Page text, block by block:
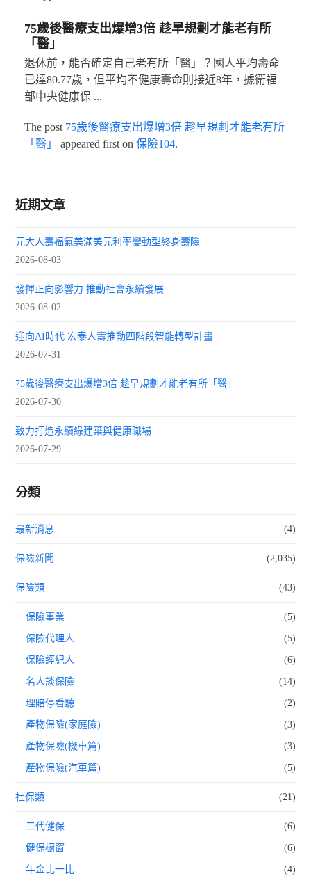
75歲後醫療支出爆增3倍 趁早規劃才能老有所
「醫」
退休前，能否確定自己老有所「醫」？國人平均壽命
已達80.77歲，但平均不健康壽命則接近8年，據衛福
部中央健康保 ...
The post 75歲後醫療支出爆增3倍 趁早規劃才能老有所
「醫」
appeared first on 保險104.
近期文章
元大人壽福氣美滿美元利率變動型終身壽險
2026-08-03
發揮正向影響力 推動社會永續發展
2026-08-02
迎向AI時代 宏泰人壽推動四階段智能轉型計畫
2026-07-31
75歲後醫療支出爆增3倍 趁早規劃才能老有所「醫」
2026-07-30
致力打造永續綠建築與健康職場
2026-07-29
分類
最新消息 (4)
保險新聞 (2,035)
保險類 (43)
保險事業 (5)
保險代理人 (5)
保險經紀人 (6)
名人談保險 (14)
理賠停看聽 (2)
產物保險(家庭險) (3)
產物保險(機車篇) (3)
產物保險(汽車篇) (5)
社保類 (21)
二代健保 (6)
健保櫥窗 (6)
年金比一比 (4)